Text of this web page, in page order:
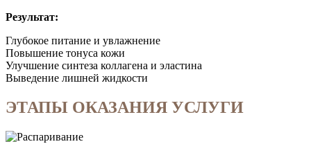
Результат:
Глубокое питание и увлажнение
Повышение тонуса кожи
Улучшение синтеза коллагена и эластина
Выведение лишней жидкости
ЭТАПЫ ОКАЗАНИЯ УСЛУГИ